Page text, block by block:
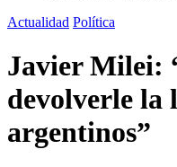
Actualidad Política
Javier Milei:
devolverle la
argentinos”